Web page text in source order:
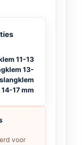
11-13
13-
14-17 mm
voor